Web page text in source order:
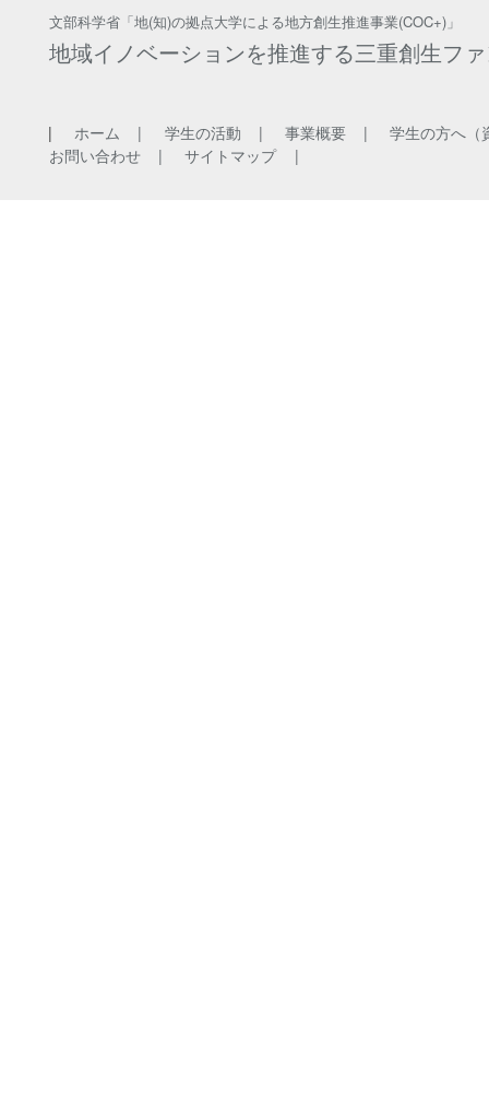
文部科学省「地(知)の拠点大学による地方創生推進事業(COC+)」
地域イノベーションを推進する三重創生フ
ホーム 学生の活動 事業概要
学生の方へ（
お問い合わせ
サイトマップ